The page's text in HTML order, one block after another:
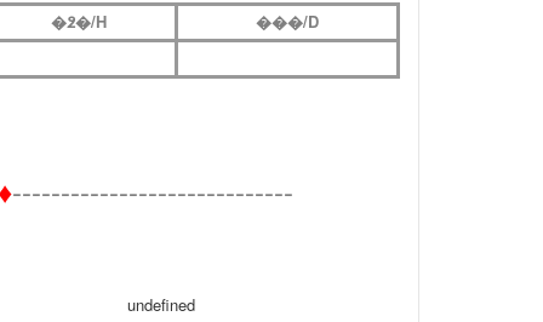
�߶�/H
���/D
-----------------------------